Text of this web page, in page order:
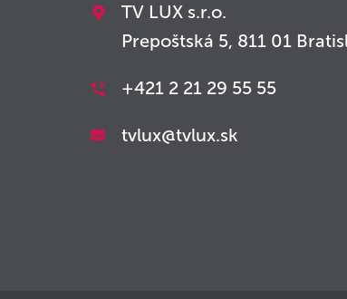
TV LUX s.r.o.
Prepoštská 5, 811 01
+421 2 21 29 55 55
tvlux@tvlux.sk